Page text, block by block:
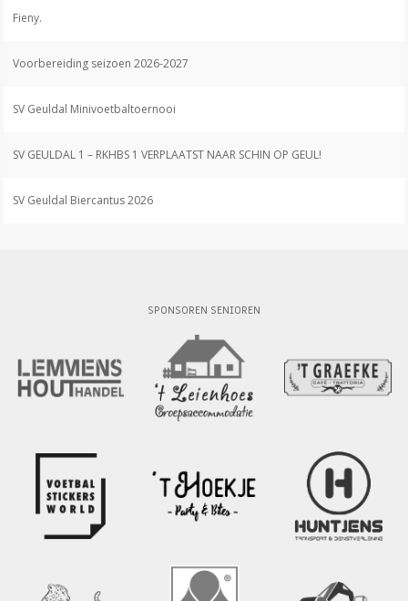
Fieny.
Voorbereiding seizoen 2026-2027
SV Geuldal Minivoetbaltoernooi
SV GEULDAL 1 – RKHBS 1 VERPLAATST NAAR SCHIN OP GEUL!
SV Geuldal Biercantus 2026
SPONSOREN SENIOREN